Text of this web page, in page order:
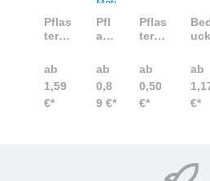
Pflas
tersc
tel
mit
Ihre
m
ucke
ab
1,59
€*
Pfl
ast
Stri
ps
Pac
k
em
ab
0,8
9 €*
Pflas
term
hen
mit
eige
nem
ck
ab
0,50
€*
Hilfe
Kit
als
ab
€*